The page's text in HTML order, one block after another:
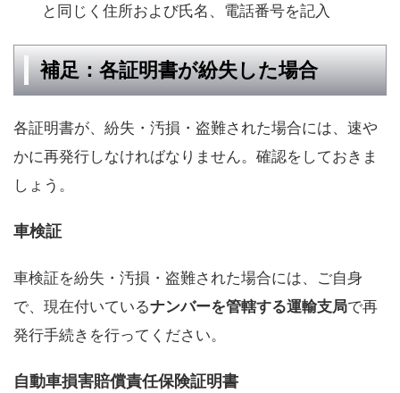
と同じく住所および氏名、電話番号を記入
補足：各証明書が紛失した場合
各証明書が、紛失・汚損・盗難された場合には、速や
かに再発行しなければなりません。確認をしておきま
しょう。
車検証
車検証を紛失・汚損・盗難された場合には、ご自身
で、現在付いているナンバーを管轄する運輸支局で再
発行手続きを行ってください。
自動車損害賠償責任保険証明書